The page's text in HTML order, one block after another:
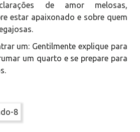
de amor melosas,
estar apaixonado e sobre quem
um: Gentilmente explique para
um quarto e se prepare para